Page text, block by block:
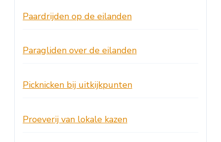
Paardrijden op de eilanden
Paragliden over de eilanden
Picknicken bij uitkijkpunten
Proeverij van lokale kazen